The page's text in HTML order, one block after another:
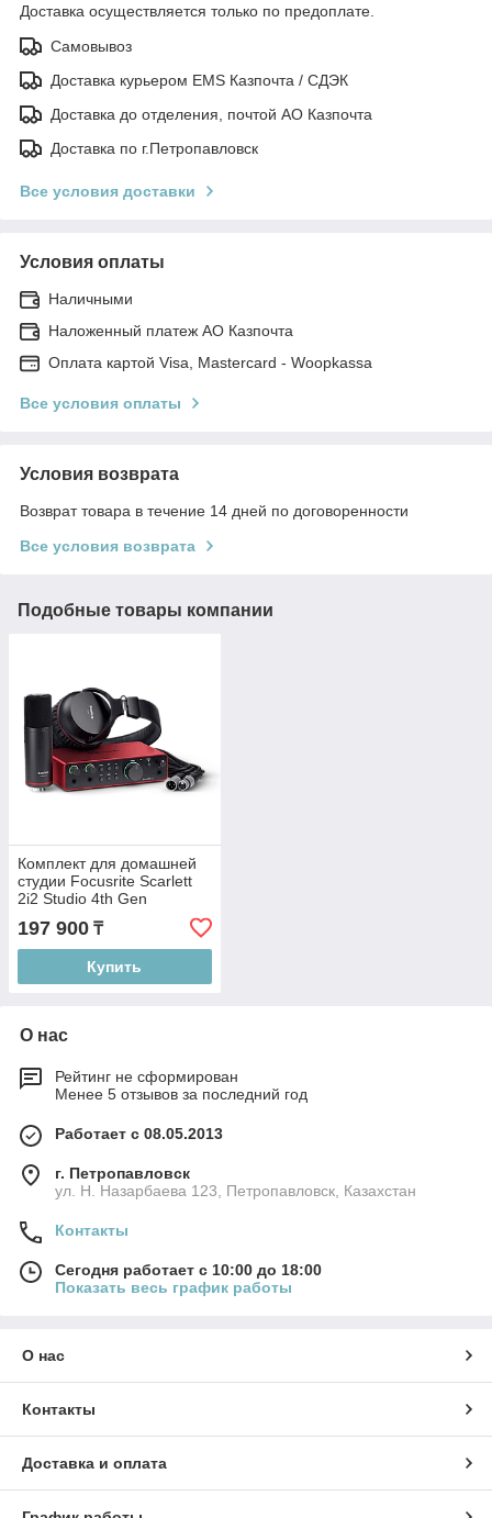
Доставка осуществляется только по предоплате.
Самовывоз
Доставка курьером EMS Казпочта / СДЭК
Доставка до отделения, почтой АО Казпочта
Доставка по г.Петропавловск
Все условия доставки
Условия оплаты
Наличными
Наложенный платеж АО Казпочта
Оплата картой Visa, Mastercard - Woopkassa
Все условия оплаты
Условия возврата
Возврат товара в течение 14 дней по договоренности
Все условия возврата
Подобные товары компании
Комплект для домашней
студии Focusrite Scarlett
2i2 Studio 4th Gen
197 900 ₸
Купить
О нас
Рейтинг не сформирован
Менее 5 отзывов за последний год
Работает с 08.05.2013
г. Петропавловск
ул. Н. Назарбаева 123, Петропавловск, Казахстан
Контакты
Сегодня работает с 10:00 до 18:00
Показать весь график работы
О нас
Контакты
Доставка и оплата